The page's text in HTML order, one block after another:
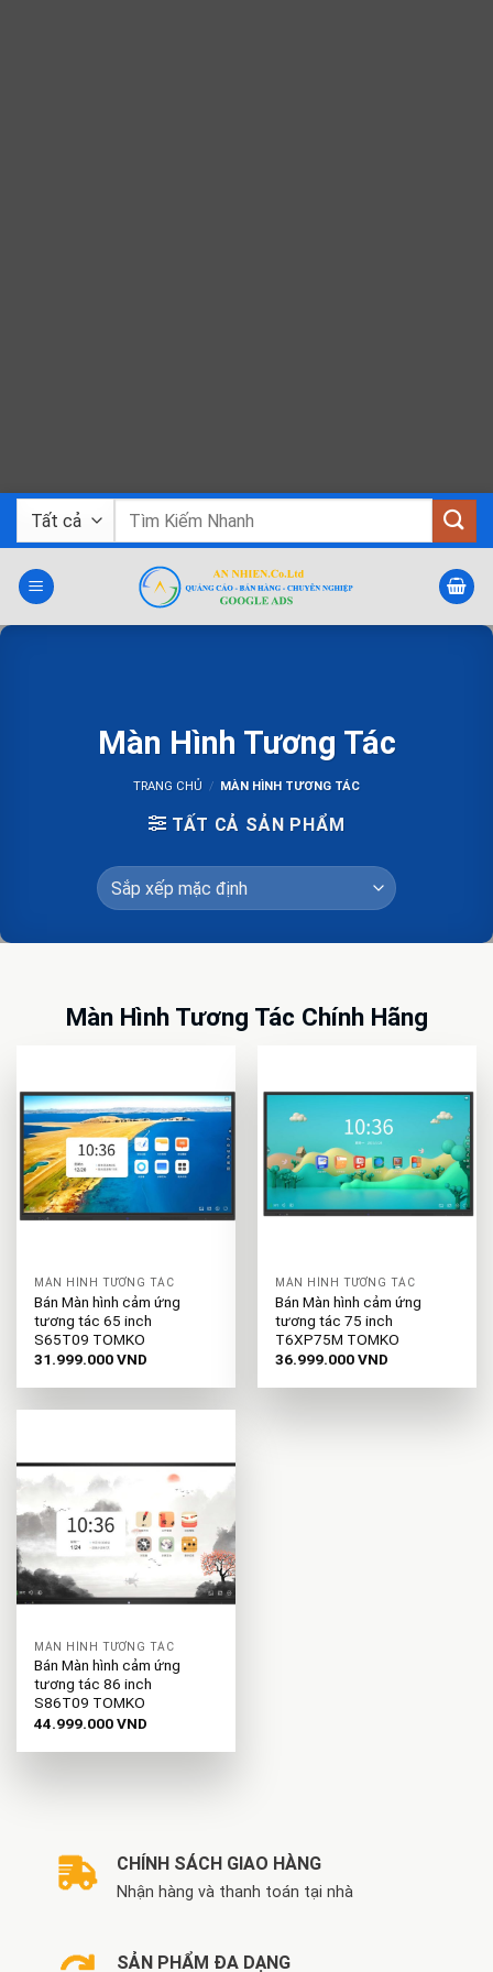
Bỏ
dung
Tìm
Màn Hình Tương Tác
TRANG CHỦ / MÀN HÌNH TƯƠNG TÁC
TẤT CẢ SẢN PHẨM
Màn Hình Tương Tác Chính Hãng
MÀN HÌNH TƯƠNG TÁC
Bán Màn hình cảm ứng
tương tác 65 inch
S65T09 TOMKO
31.999.000VND
MÀN HÌNH TƯƠNG TÁC
Bán Màn hình cảm ứng
tương tác 75 inch
T6XP75M TOMKO
36.999.000VND
MÀN HÌNH TƯƠNG TÁC
Bán Màn hình cảm ứng
tương tác 86 inch
S86T09 TOMKO
44.999.000VND
CHÍNH SÁCH GIAO HÀNG
Nhận hàng và thanh toán tại nhà
SẢN PHẨM ĐA DẠNG